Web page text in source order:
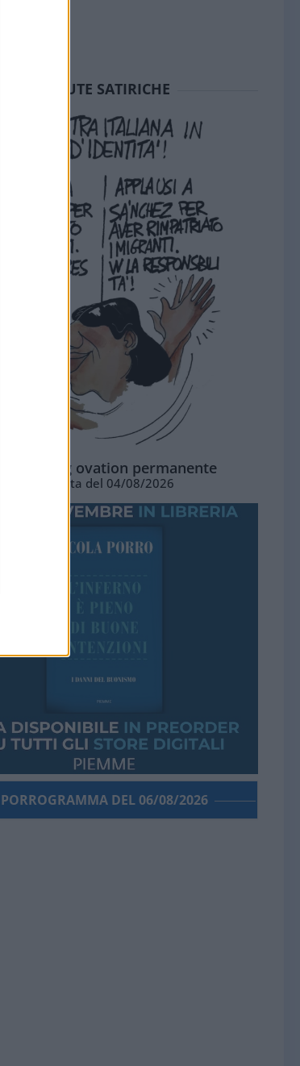
SEDUTE SATIRICHE
La standing ovation permanente
Vignetta del 04/08/2026
PORROGRAMMA DEL 06/08/2026